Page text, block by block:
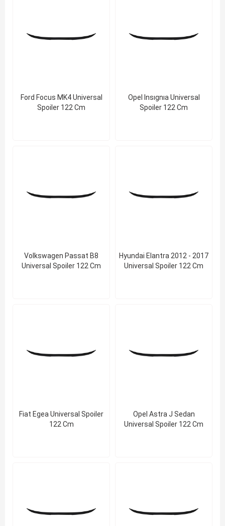
Ford Focus MK4 Universal
Spoiler 122 Cm
Opel Insıgnıa Universal
Spoiler 122 Cm
Volkswagen Passat B8
Universal Spoiler 122 Cm
Hyundai Elantra 2012 - 2017
Universal Spoiler 122 Cm
Fiat Egea Universal Spoiler
122 Cm
Opel Astra J Sedan
Universal Spoiler 122 Cm